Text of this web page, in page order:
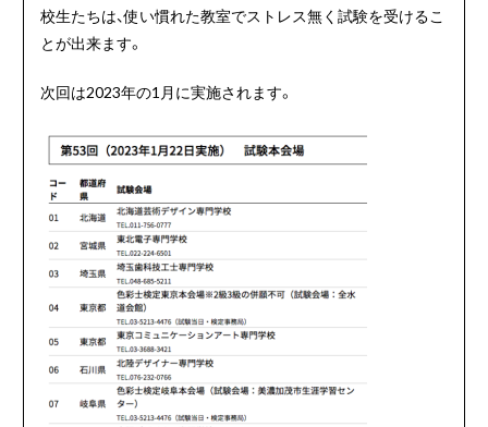
校生たちは、使い慣れた教室でストレス無く試験を受けるこ
とが出来ます。
次回は2023年の1月に実施されます。